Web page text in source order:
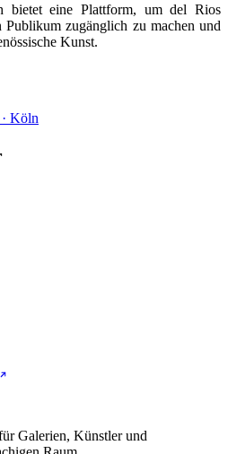
bietet eine Plattform, um del Rios
zugänglich zu machen und
Kunst.
Köln
Galerien, Künstler und